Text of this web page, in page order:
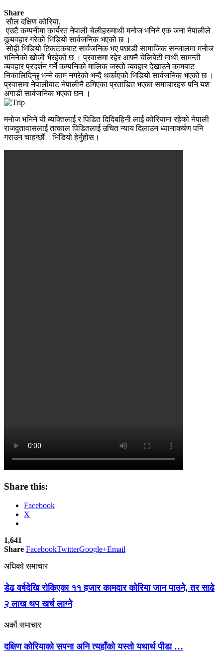
Share
सौल दक्षिण कोरिया,
एउटै कम्पनीमा कार्यरत नेपाली चेलीहरुमाथी मनोज भनिने एक जना नेपालीले
दुव्र्यवहार गरेको भिडियो सार्वजनिक भएको छ ।
सोही भिडियो टिकटकबाट सार्वजनिक भए पछाडी सामाजिक सन्जालमा मनोज
भनिनेको खोजी भैरहेको छ । प्रवासमा रहेर आफ्नै चेलिबेटी माथी सामन्ती
व्यवहार प्रदर्शन गर्ने कम्पनिको मालिक जस्तो व्यवहार देखाउने कामबाट
निकालिदिन्छु भन्ने काम नगरेको भन्दै थर्काएको भिडियो सार्वजनिक भएको छ ।
प्रवासमा नेपालीबाट नेपालीनै ठगिएका प्रताडित भएका समाचारहरु पनि यश
अगाडी सार्वजनिक भएका छन ।
मनोज भनिने यी ब्यक्तिलाई र पिडित दिदिबहिनी लाई कोरियामा रहेको नेपाली
राजदुतावासलाई तत्काल पिडितलाई उचित न्याय दिलाउन ध्यानाकर्षण पनि
गराउन चाहन्छौं ।भिडियो हेर्नुहोस।
Share this:
Facebook
X
1,641
Share FacebookTwitterGoogle+Email
अघिको समाचार
डेढ वर्षदेखि रोकिएका ११ हजार कामदार कोरिया जान पाउने, तर साढे
२ लाख थप खर्च लाग्ने
अर्को समाचार
दक्षिण काेरियाकाे सपना अनि त्यहाँको यस्तो यथार्थ पीडा …